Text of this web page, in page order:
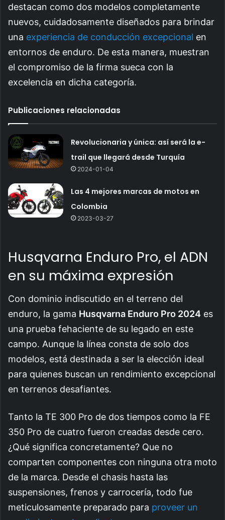
destacan como dos modelos completamente
nuevos, cuidadosamente diseñados para brindar
una experiencia de conducción excepcional en
entornos de enduro. De esta manera, muestran
el compromiso de la firma sueca con la
excelencia en dicha categoría.
Publicaciones relacionadas
Revolucionaria y única: así será la e-
trail que llegará desde Turquía
2024-01-04
Las 4 mejores marcas de motos en
Colombia
2023-03-27
Husqvarna Enduro Pro, el ADN
en su máxima expresión
Con dominio indiscutido en el terreno del
enduro, la gama Husqvarna Enduro Pro 2024 es
una prueba fehaciente de su legado en este
campo. Aunque la línea consta de solo dos
modelos, está destinada a ser la elección ideal
para quienes buscan un rendimiento excepcional
en terrenos desafiantes.
Tanto la TE 300 Pro de dos tiempos como la FE
350 Pro de cuatro fueron creadas desde cero.
¿Qué significa concretamente? Que no
comparten componentes con ninguna otra moto
de la marca. Desde el chasis hasta las
suspensiones, frenos y carrocería, todo fue
meticulosamente preparado para proveer un